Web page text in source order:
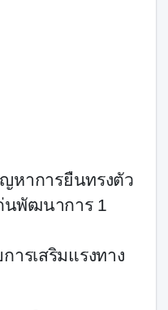
หาการยืนทรงตัว
นพัฒนาการ 1
ริมแรงทาง